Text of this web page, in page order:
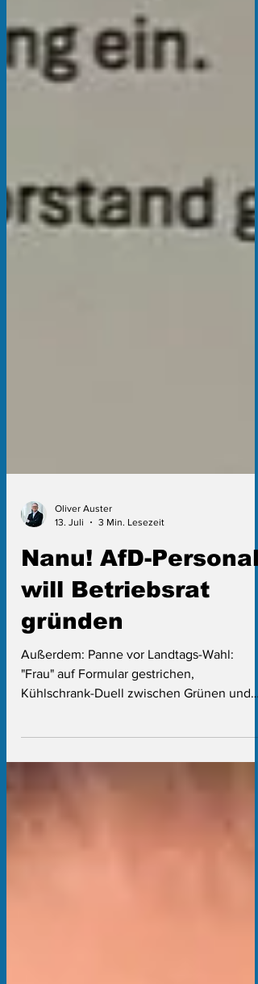
3 Min. Lesezeit
Nanu! AfD-Personal
will Betriebsrat
gründen
Außerdem: Panne vor Landtags-Wahl:
"Frau" auf Formular gestrichen,
SPD und Landtags-Cafeteria wegen